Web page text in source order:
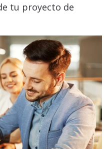
tu proyecto de